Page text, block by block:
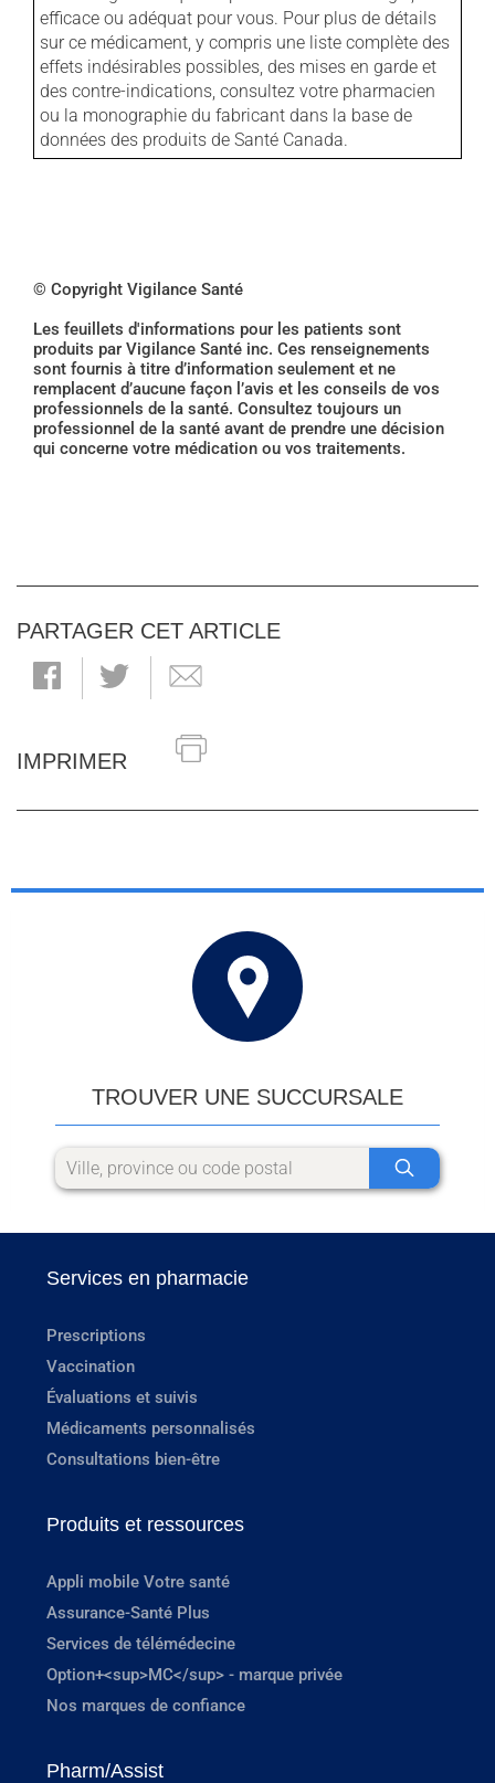
efficace ou adéquat pour vous. Pour plus de détails
sur ce médicament, y compris une liste complète des
effets indésirables possibles, des mises en garde et
des contre-indications, consultez votre pharmacien
ou la monographie du fabricant dans la base de
données des produits de Santé Canada.
© Copyright Vigilance Santé
Les feuillets d'informations pour les patients sont
produits par Vigilance Santé inc. Ces renseignements
sont fournis à titre d’information seulement et ne
remplacent d’aucune façon l’avis et les conseils de vos
professionnels de la santé. Consultez toujours un
professionnel de la santé avant de prendre une décision
qui concerne votre médication ou vos traitements.
PARTAGER CET ARTICLE
IMPRIMER
TROUVER UNE SUCCURSALE
Services en pharmacie
Prescriptions
Vaccination
Évaluations et suivis
Médicaments personnalisés
Consultations bien-être
Produits et ressources
Appli mobile Votre santé
Assurance-Santé Plus
Services de télémédecine
Option+<sup>MC</sup> - marque privée
Nos marques de confiance
Pharm/Assist